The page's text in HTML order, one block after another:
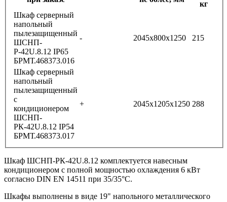
кг
Шкаф серверный
напольный
пылезащищенный
ШСНП-
Р-42U.8.12 IP65
БРМТ.468373.016
- 2045х800х1250 215
Шкаф серверный
напольный
пылезащищенный
с
кондиционером
ШСНП-
РК-42U.8.12 IP54
БРМТ.468373.017
+ 2045х1205х1250 288
Шкаф ШСНП-РК-42U.8.12 комплектуется навесным
кондиционером с полной мощностью охлаждения 6 кВт
согласно DIN EN 14511 при 35/35°С.
Шкафы выполнены в виде 19" напольного металлического